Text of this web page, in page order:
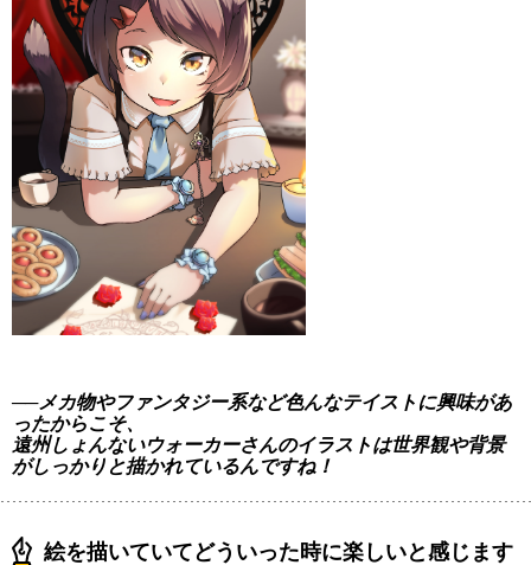
──メカ物やファンタジー系など色んなテイストに興味があ
ったからこそ、
遠州しょんないウォーカーさんのイラストは世界観や背景
がしっかりと描かれているんですね！
絵を描いていてどういった時に楽しいと感じます